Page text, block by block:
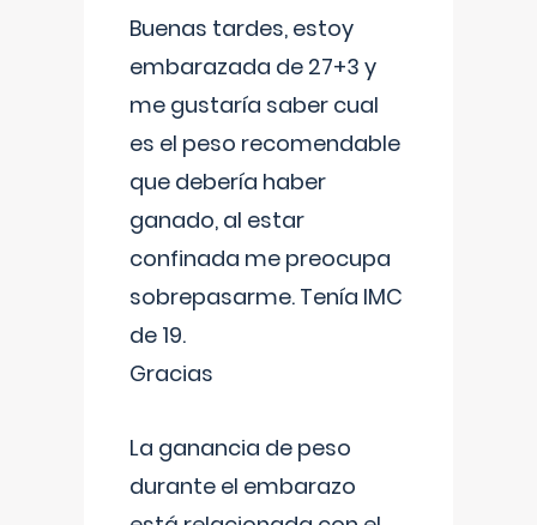
Buenas tardes, estoy
embarazada de 27+3 y
me gustaría saber cual
es el peso recomendable
que debería haber
ganado, al estar
confinada me preocupa
sobrepasarme. Tenía IMC
de 19.
Gracias
La ganancia de peso
durante el embarazo